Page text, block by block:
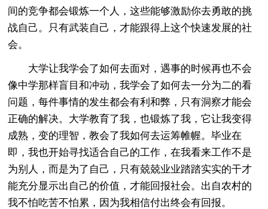
间的竞争都会锻炼一个人，这些能够激励你去勇敢的挑
战自己。只有武装自己，才能跟得上这个快速发展的社
会。
大学让我学会了如何去面对，遇事的时候再也不会
像中学那样盲目和冲动，我学会了如何去一分为二的看
问题，每件事情的发生都会有利和弊，只有洞察才能会
正确的解决。大学教育了我，也锻炼了我，它让我变得
成熟，变的理智，教会了我如何去运筹帷幄。毕业在
即，我也开始寻找适合自己的工作，在我看来工作不是
为别人，而是为了自己，只有兢兢业业踏踏实实的干才
能充分显示出自己的价值，才能回报社会。出自农村的
我不怕吃苦不怕累，因为我相信付出终会有回报。